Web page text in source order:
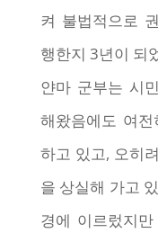
켜 불법적으로
행한지 3년이 되
얀마 군부는 시
해왔음에도 여
하고 있고, 오히
을 상실해 가고
경에 이르렀지